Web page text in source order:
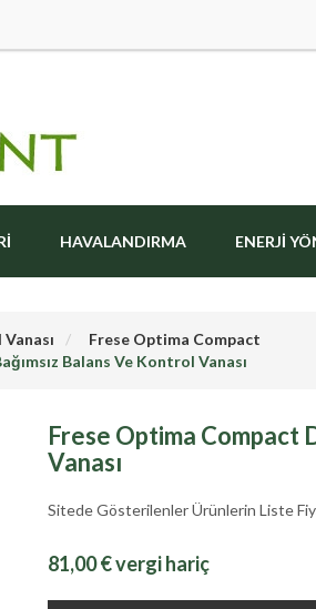
HAVALANDIRMA ENERJI
Frese Optima Compact
Balans Ve Kontrol Vanası
Frese Optima Compact
Vanası
Sitede Gösterilenler Ürünlerin Liste
81,00 € vergi hariç